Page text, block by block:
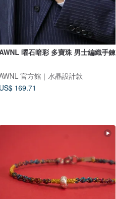
曜石暗彩 多寶珠 男士編織手鍊
官方館｜水晶設計款
US$ 169.71